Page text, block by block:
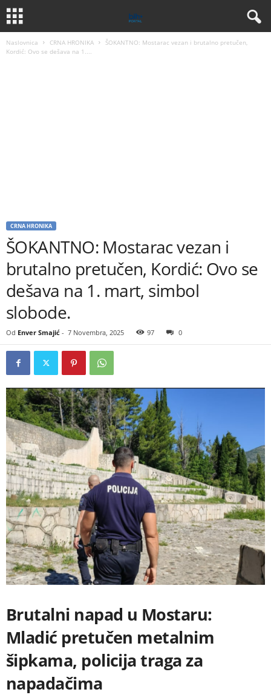
Naslovnica CRNA HRONIKA
ŠOKANTNO: Mostarac vezan i brutalno pretučen,
Kordić: Ovo se dešava na 1....
CRNA HRONIKA
ŠOKANTNO: Mostarac vezan i
brutalno pretučen, Kordić: Ovo se
dešava na 1. mart, simbol
slobode.
Od Enver Smajić - 7 Novembra, 2025 97 0
Brutalni napad u Mostaru:
Mladić pretučen metalnim
šipkama, policija traga za
napadačima